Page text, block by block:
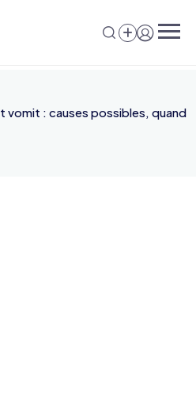
vomit : causes possibles, quand